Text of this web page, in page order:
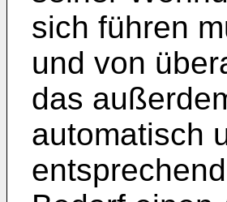
sich führen
und von
das
automatisch